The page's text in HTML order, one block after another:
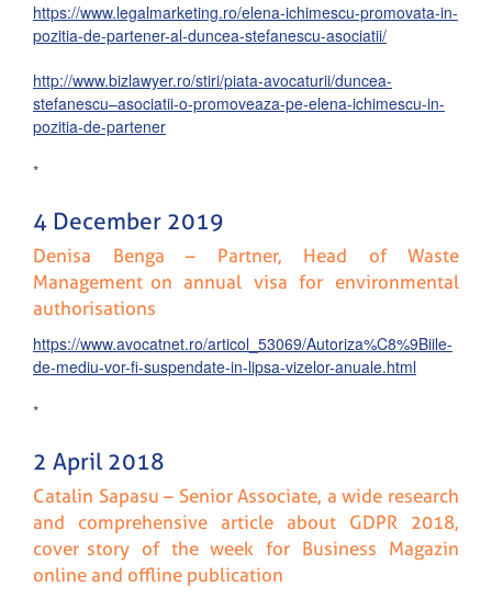
https://www.legalmarketing.ro/elena-ichimescu-promovata-in-
pozitia-de-partener-al-duncea-stefanescu-asociatii/
http://www.bizlawyer.ro/stiri/piata-avocaturii/duncea-
stefanescu–asociatii-o-promoveaza-pe-elena-ichimescu-in-
pozitia-de-partener
*
4 December 2019
Denisa Benga – Partner, Head of Waste
Management on annual visa for environmental
authorisations
https://www.avocatnet.ro/articol_53069/Autoriza%C8%9Biile-
de-mediu-vor-fi-suspendate-in-lipsa-vizelor-anuale.html
*
2 April 2018
Catalin Sapasu – Senior Associate, a wide research
and comprehensive article about GDPR 2018,
cover story of the week for Business Magazin
online and offline publication